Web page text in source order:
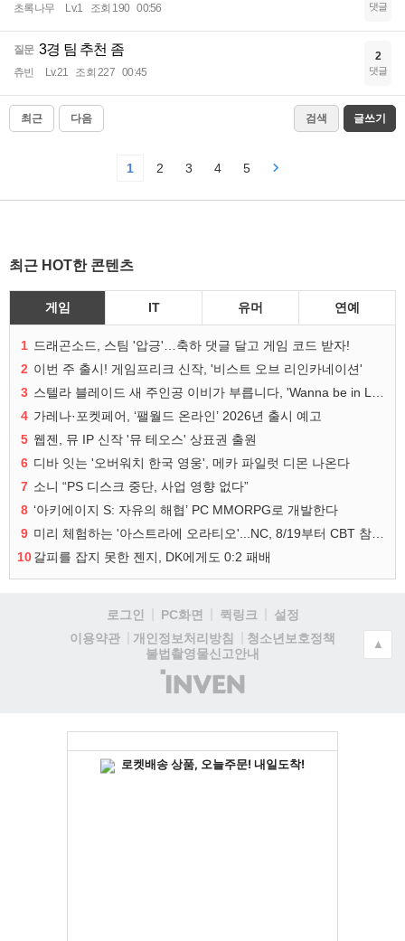
초록나무 Lv.1 조회 190 00:56 댓글
질문 3경 팀 추천 좀
츄빈 Lv.21 조회 227 00:45
2
댓글
최근 다음 검색 글쓰기
1 2 3 4 5
최근 HOT한 콘텐츠
게임 IT 유머 연예
1 드래곤소드, 스팀 '압긍'…축하 댓글 달고 게임 코드 받자!
2 이번 주 출시! 게임프리크 신작, '비스트 오브 리인카네이션'
3
스텔라 블레이드 새 주인공 이비가 부릅니다, 'Wanna be in LOVE' 뮤비 공개
4 가레나·포켓페어, ‘팰월드 온라인’ 2026년 출시 예고
5 웹젠, 뮤 IP 신작 '뮤 테오스' 상표권 출원
6 디바 잇는 '오버워치 한국 영웅', 메카 파일럿 디몬 나온다
7 소니 “PS 디스크 중단, 사업 영향 없다”
8 ‘아키에이지 S: 자유의 해협’ PC MMORPG로 개발한다
9
미리 체험하는 '아스트라에 오라티오'...NC, 8/19부터 CBT 참가자 모집
10갈피를 잡지 못한 젠지, DK에게도 0:2 패배
로그인 PC화면 퀵링크
설정
이용약관
개인정보처리방침
청소년보호정책
불법촬영물신고안내
(주)
인
▲